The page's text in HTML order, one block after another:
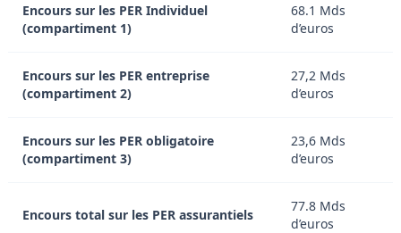
Encours sur les PER Individuel
(compartiment 1)
68.1 Mds
d’euros
Encours sur les PER entreprise
(compartiment 2)
27,2 Mds
d’euros
Encours sur les PER obligatoire
(compartiment 3)
23,6 Mds
d’euros
Encours total sur les PER assurantiels
77.8 Mds
d’euros